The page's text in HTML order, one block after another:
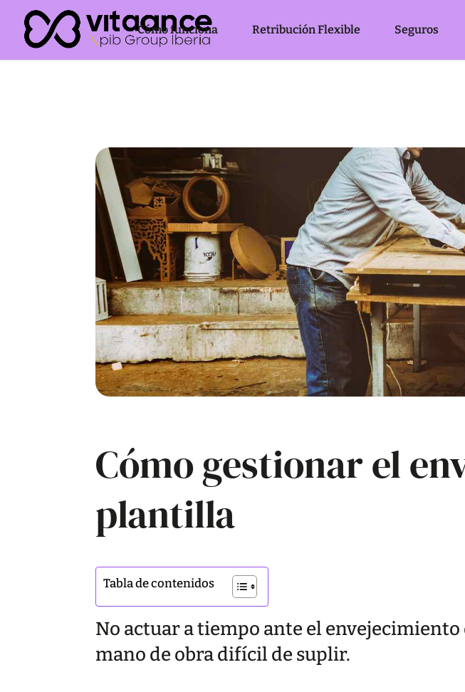
Cómo funciona Retribución Flexible Seguros
Cómo gestionar el
plantilla
Tabla de contenidos
No actuar a tiempo ante el
mano de obra difícil de suplir.